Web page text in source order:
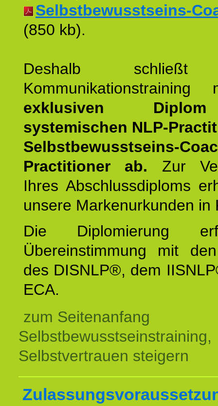
Selbstbewusstseins-
(850 kb).
Deshalb schließt
exklusiven
systemischen NLP-
Selbstbewusstseins-
Practitioner ab. Zur
Ihres Abschlussdiploms
unsere Markenurkunden in
Die Diplomierung
Übereinstimmung mit
des DISNLP®, dem
ECA.
zum Seitenanfang
Selbstbewusstseinstraining,
Selbstvertrauen steigern